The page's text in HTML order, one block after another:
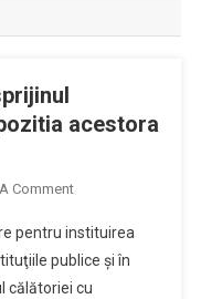
acestora
CommentOn
Oradea
Vine
In
pentru instituirea
publice şi în
călătoriei cu